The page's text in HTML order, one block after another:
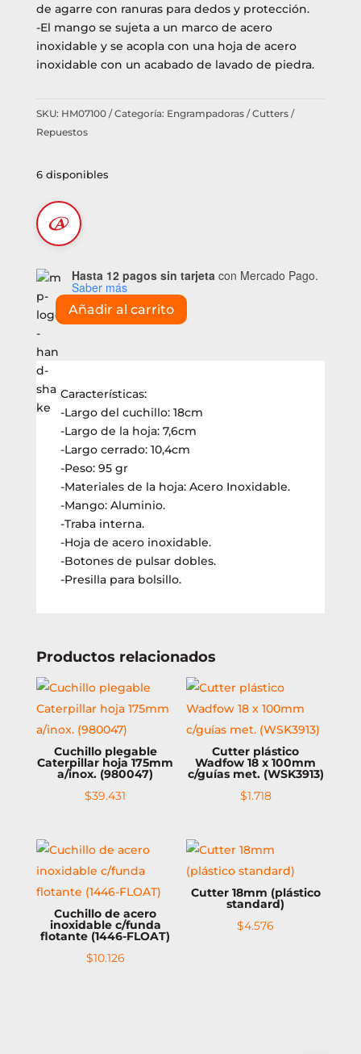
de agarre con ranuras para dedos y protección.
-El mango se sujeta a un marco de acero
inoxidable y se acopla con una hoja de acero
inoxidable con un acabado de lavado de piedra.
SKU: HM07100 Categoría: Engrampadoras / Cutters /
Repuestos
6 disponibles
Hasta 12 pagos sin tarjeta con Mercado Pago.
Saber más
Cuchillo
plegable
Caterpillar
hoja
150mm
a/inox.
(980003)
cantidad
Añadir al carrito
Características:
-Largo del cuchillo: 18cm
-Largo de la hoja: 7,6cm
-Largo cerrado: 10,4cm
-Peso: 95 gr
-Materiales de la hoja: Acero Inoxidable.
-Mango: Aluminio.
-Traba interna.
-Hoja de acero inoxidable.
-Botones de pulsar dobles.
-Presilla para bolsillo.
Productos relacionados
Cuchillo plegable
Caterpillar hoja 175mm
a/inox. (980047)
$39.431
Cutter plástico
Wadfow 18 x 100mm
c/guías met. (WSK3913)
$1.718
Cuchillo de acero
inoxidable c/funda
flotante (1446-FLOAT)
$10.126
Cutter 18mm (plástico
standard)
$4.576